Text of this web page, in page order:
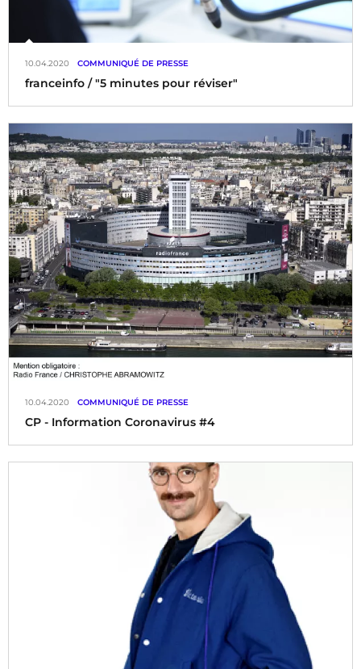
franceinfo / "5 minutes pour réviser"
10.04.2020 COMMUNIQUÉ DE PRESSE
CP - Information Coronavirus #4
10.04.2020 COMMUNIQUÉ DE PRESSE